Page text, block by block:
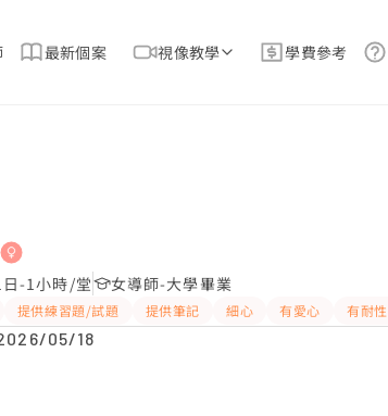
最新個案 視像教學 學費參考
習推介
-1小時/堂 女導師-大學畢業
提供練習題/試題 提供筆記 細心 有愛心 有耐性
05/18